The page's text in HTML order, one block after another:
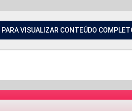
PARA VISUALIZAR CONTEÚDO